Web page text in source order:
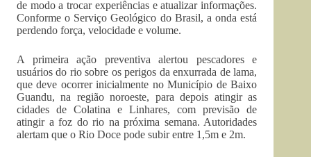
de modo a trocar experiências e atualizar informações.
Conforme o Serviço Geológico do Brasil, a onda está
perdendo força, velocidade e volume.
A primeira ação preventiva alertou pescadores e
usuários do rio sobre os perigos da enxurrada de lama,
que deve ocorrer inicialmente no Município de Baixo
Guandu, na região noroeste, para depois atingir as
cidades de Colatina e Linhares, com previsão de
atingir a foz do rio na próxima semana. Autoridades
alertam que o Rio Doce pode subir entre 1,5m e 2m.